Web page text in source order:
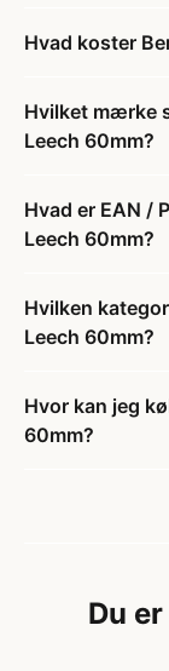
Hvad koster
Hvilket mærke
Leech 60mm?
Hvad er EAN /
Leech 60mm?
Hvilken
Leech 60mm?
Hvor kan jeg
60mm?
Du